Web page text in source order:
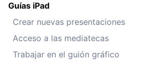
Guías iPad
Crear nuevas presentaciones
Acceso a las mediatecas
Trabajar en el guión gráfico